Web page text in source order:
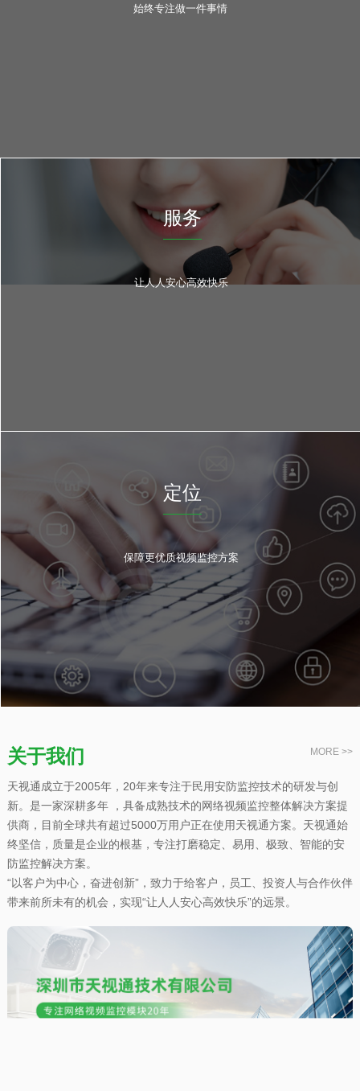
始终专注做一件事情
服务
让人人安心高效快乐
定位
保障更优质视频监控方案
关于我们 MORE >>
天视通成立于2005年，20年来专注于民用安防监控技术的研发与创
新。是一家深耕多年 ，具备成熟技术的网络视频监控整体解决方案提
供商，目前全球共有超过5000万用户正在使用天视通方案。天视通始
终坚信，质量是企业的根基，专注打磨稳定、易用、极致、智能的安
防监控解决方案。
“以客户为中心，奋进创新”，致力于给客户，员工、投资人与合作伙伴
带来前所未有的机会，实现“让人人安心高效快乐”的远景。